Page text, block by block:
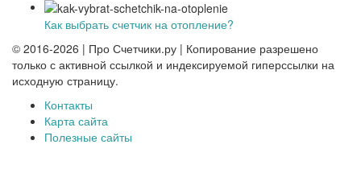
Как выбрать счетчик на отопление?
© 2016-2026 | Про Счетчики.ру | Копирование разрешено
только с активной ссылкой и индексируемой гиперссылки на
исходную страницу.
Контакты
Карта сайта
Полезные сайты